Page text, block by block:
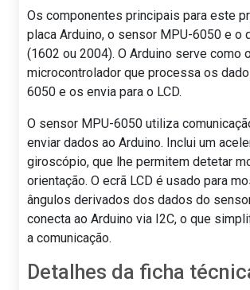
Os componentes principais para este
placa Arduino, o sensor MPU-6050 e o
(1602 ou 2004). O Arduino serve como
microcontrolador que processa os
6050 e os envia para o LCD.
O sensor MPU-6050 utiliza
enviar dados ao Arduino. Inclui um
giroscópio, que lhe permitem detetar
orientação. O ecrã LCD é usado para
ângulos derivados dos dados do
conecta ao Arduino via I2C, o que
a comunicação.
Detalhes da ficha